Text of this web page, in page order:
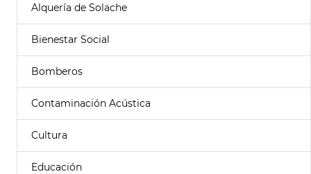
Alquería de Solache
Bienestar Social
Bomberos
Contaminación Acústica
Cultura
Educación